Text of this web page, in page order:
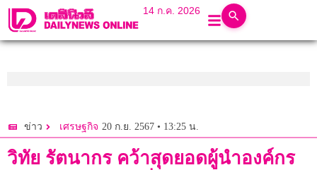
14 ก.ค. 2026
ข่าว เศรษฐกิจ 20 ก.ย. 2567 • 13:25 น.
วิทัย รัตนากร คว้าสุดยอดผู้นำองค์กร